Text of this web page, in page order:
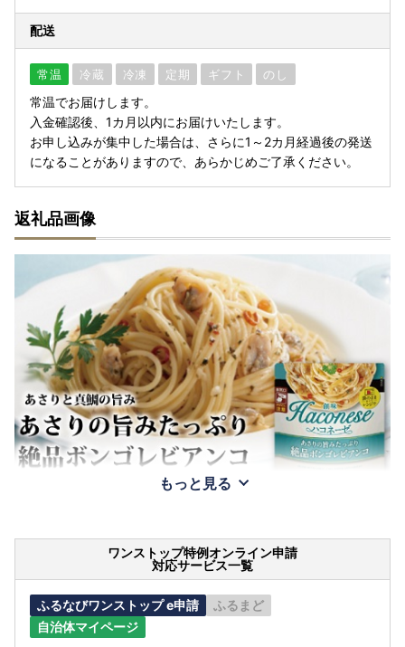
配送
常温 冷蔵 冷凍 定期 ギフト のし
常温でお届けします。
入金確認後、1カ月以内にお届けいたします。
お申し込みが集中した場合は、さらに1～2カ月経過後の発送
になることがありますので、あらかじめご了承ください。
返礼品画像
もっと見る
ワンストップ特例オンライン申請
対応サービス一覧
ふるなびワンストップ e申請
ふるまど
自治体マイページ